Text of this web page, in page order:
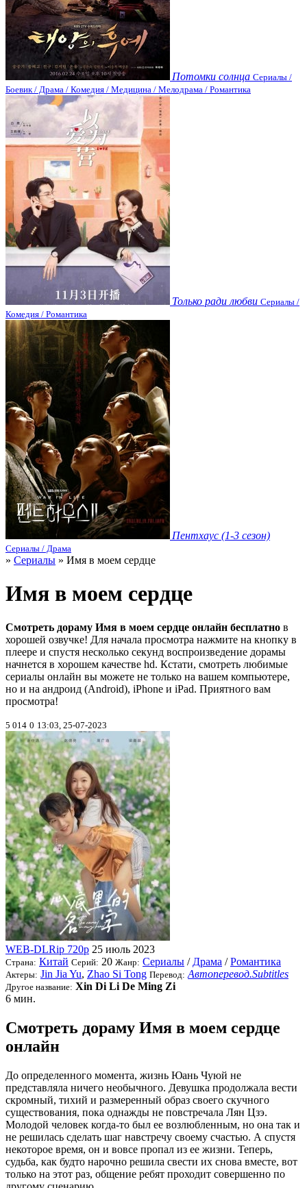
Потомки солнца Сериалы /
Боевик / Драма / Комедия / Медицина / Мелодрама / Романтика
Только ради любви Сериалы /
Комедия / Романтика
Пентхаус (1-3 сезон)
Сериалы / Драма
» Сериалы » Имя в моем сердце
Имя в моем сердце
Смотреть дораму Имя в моем сердце онлайн бесплатно в
хорошей озвучке! Для начала просмотра нажмите на кнопку в
плеере и спустя несколько секунд воспроизведение дорамы
начнется в хорошем качестве hd. Кстати, смотреть любимые
сериалы онлайн вы можете не только на вашем компьютере,
но и на андроид (Android), iPhone и iPad. Приятного вам
просмотра!
5 014 0 13:03, 25-07-2023
WEB-DLRip 720p 25 июль 2023
Страна: Китай Серий: 20 Жанр: Сериалы / Драма /Романтика
Актеры: Jin Jia Yu, Zhao Si Tong Перевод: Автоперевод.Subtitles
Другое название: Xin Di Li De Ming Zi
6 мин.
Смотреть дораму Имя в моем сердце
онлайн
До определенного момента, жизнь Юань Чуюй не
представляла ничего необычного. Девушка продолжала вести
скромный, тихий и размеренный образ своего скучного
существования, пока однажды не повстречала Лян Цзэ.
Молодой человек когда-то был ее возлюбленным, но она так и
не решилась сделать шаг навстречу своему счастью. А спустя
некоторое время, он и вовсе пропал из ее жизни. Теперь,
судьба, как будто нарочно решила свести их снова вместе, вот
только на этот раз, общение ребят проходит совершенно по